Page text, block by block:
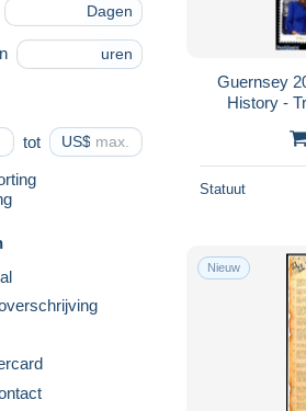
Dagen
uren
tot US$
Guernsey
History -
Statuut
Nieuw